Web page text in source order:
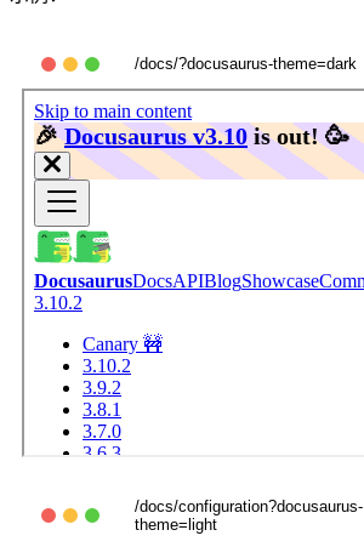
/docs/?docusaurus-theme=dark
/docs/configuration?docusaurus-
theme=light